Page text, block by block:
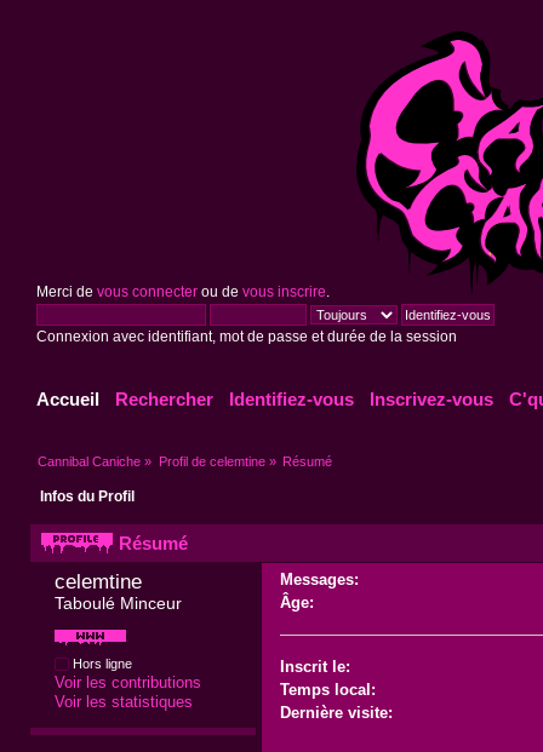
Merci de vous connecterou de vous inscrire
Connexion avec identifiant, mot de passe et durée de la session
Accueil Rechercher Identifiez-vous Inscrivez-vous
Cannibal Caniche » Profil de celemtine» Résumé
Infos du Profil
Résumé
celemtine
Taboulé Minceur
Hors ligne
Voir les contributions
Voir les statistiques
Messages:
Âge:
Inscrit le:
Temps local:
Dernière visite: